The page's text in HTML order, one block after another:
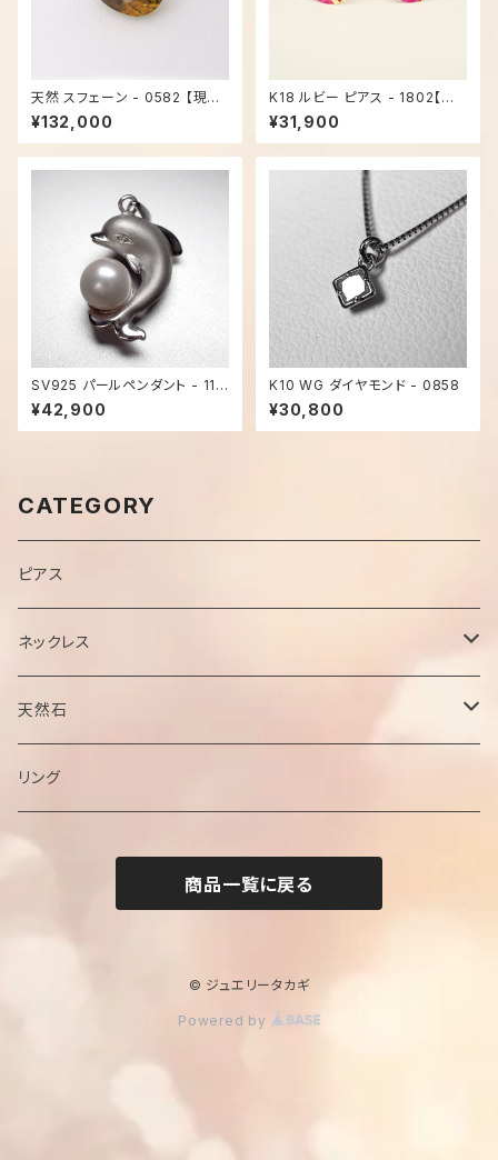
天然 スフェーン - 0582 【現品
限り】
¥132,000
K18 ルビー ピアス - 1802【現
品限り】
¥31,900
SV925 パールペンダント - 117
8
¥42,900
K10 WG ダイヤモンド - 0858
¥30,800
CATEGORY
ピアス
ネックレス
チェーン
ペンダントトップ
天然石
ブラックオパール
サファイア
リング
商品一覧に戻る
© ジュエリータカギ
Powered by